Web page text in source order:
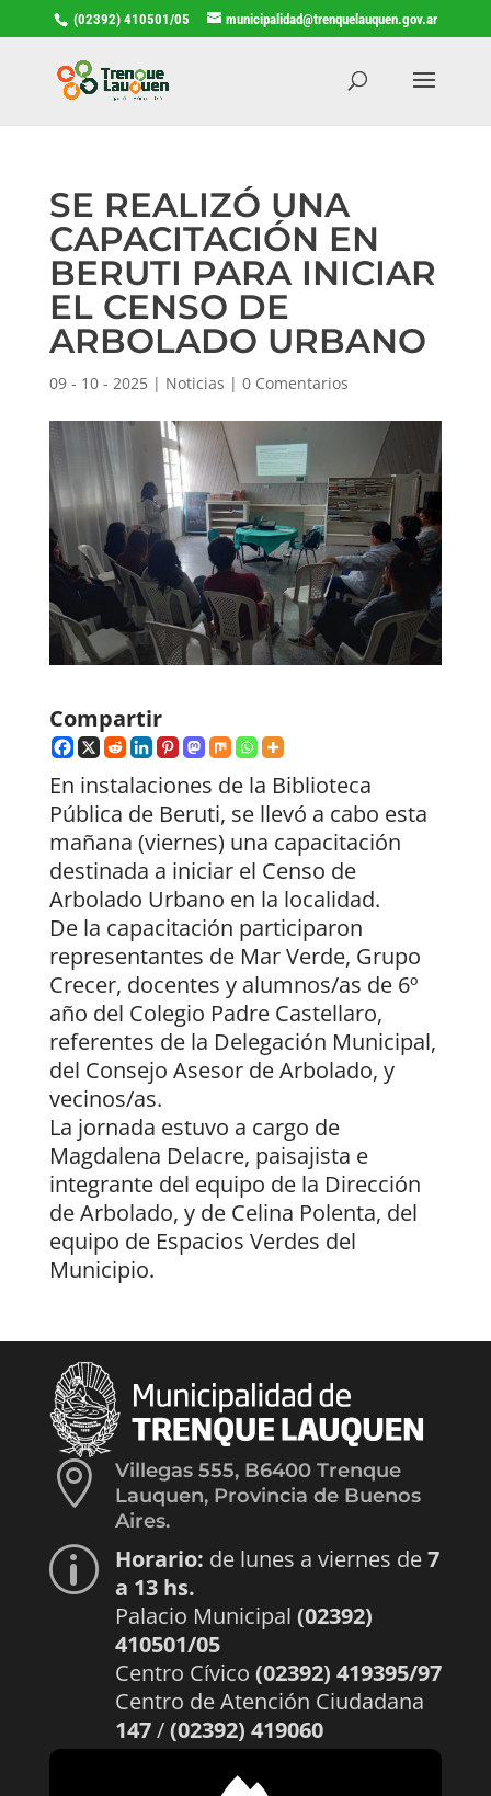
(02392) 410501/05 municipalidad@trenquelauquen.gov.ar
SE REALIZÓ UNA
CAPACITACIÓN EN
BERUTI PARA INICIAR
EL CENSO DE
ARBOLADO URBANO
09 - 10 - 2025| Noticias | 0 Comentarios
Compartir
En instalaciones de la Biblioteca
Pública de Beruti, se llevó a cabo esta
mañana (viernes) una capacitación
destinada a iniciar el Censo de
Arbolado Urbano en la localidad.
De la capacitación participaron
representantes de Mar Verde, Grupo
Crecer, docentes y alumnos/as de 6º
año del Colegio Padre Castellaro,
referentes de la Delegación Municipal,
del Consejo Asesor de Arbolado, y
vecinos/as.
La jornada estuvo a cargo de
Magdalena Delacre, paisajista e
integrante del equipo de la Dirección
de Arbolado, y de Celina Polenta, del
equipo de Espacios Verdes del
Municipio.

Villegas 555, B6400 Trenque
Lauquen, Provincia de Buenos
Aires.
p Horario: de lunes a viernes de7
a 13 hs.
Palacio Municipal (02392)
410501/05
Centro Cívico (02392) 419395/97
Centro de Atención Ciudadana
147/(02392) 419060